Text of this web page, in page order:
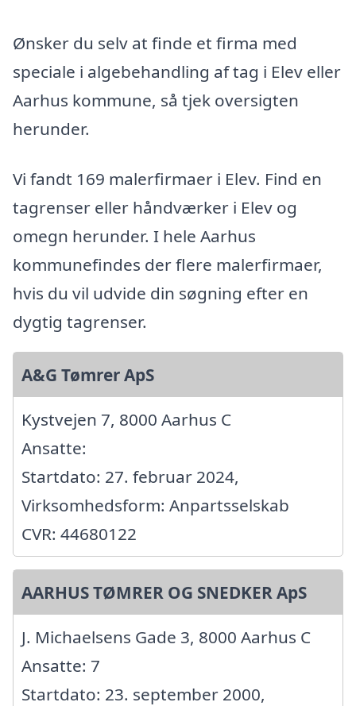
Ønsker du selv at finde et firma med
speciale i algebehandling af tag i Elev eller
Aarhus kommune, så tjek oversigten
herunder.
Vi fandt 169 malerfirmaer i Elev. Find en
tagrenser eller håndværker i Elev og
omegn herunder. I hele Aarhus
kommunefindes der flere malerfirmaer,
hvis du vil udvide din søgning efter en
dygtig tagrenser.
A&G Tømrer ApS
Kystvejen 7, 8000 Aarhus C
Ansatte:
Startdato: 27. februar 2024,
Virksomhedsform: Anpartsselskab
CVR: 44680122
AARHUS TØMRER OG SNEDKER ApS
J. Michaelsens Gade 3, 8000 Aarhus C
Ansatte: 7
Startdato: 23. september 2000,